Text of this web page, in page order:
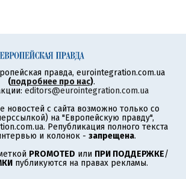
правда, eurointegration.com.ua
(подробнее про нас).
editors@eurointegration.com.ua
новостей с сайта возможно только со
на "Европейскую правду",
Републикация полного текста
и колонок - запрещена.
PROMOTED или ПРИ ПОДДЕРЖКЕ/
публикуются на правах рекламы.